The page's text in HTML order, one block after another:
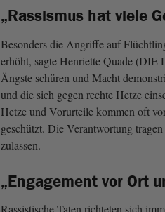
„Rassismus hat viele
Besonders die Angriffe auf
erhöht, sagte Henriette Quade
Ängste schüren und Macht
und die sich gegen rechte Hetze
Hetze und Vorurteile kommen oft
geschützt. Die Verantwortung
zulassen.
„Engagement vor Ort
Rassistische Taten richteten sich